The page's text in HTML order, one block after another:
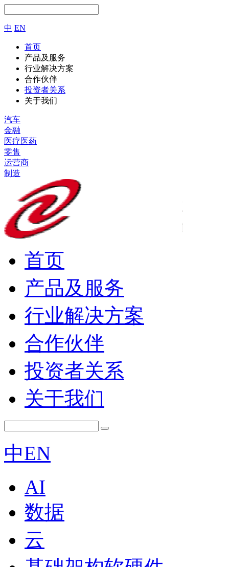
中 EN
首页
产品及服务
行业解决方案
合作伙伴
投资者关系
关于我们
汽车
金融
医疗医药
零售
运营商
制造
首页
产品及服务
行业解决方案
合作伙伴
投资者关系
关于我们
中EN
AI
数据
云